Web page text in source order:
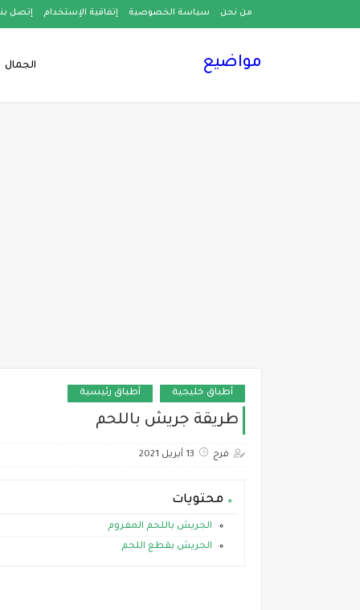
من نحن سياسة الخصوصية إتفاقية الإستخدام إتصل
مواضيع الجمال
أطباق خليجية أطباق رئيسية
طريقة جريش باللحم
فرح 13 أبريل 2021
محتويات
الجريش باللحم المفروم
الجريش بقطع اللحم